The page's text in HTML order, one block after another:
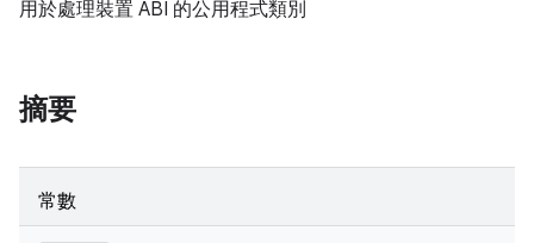
用於處理裝置 ABI 的公用程式類別
摘要
常數